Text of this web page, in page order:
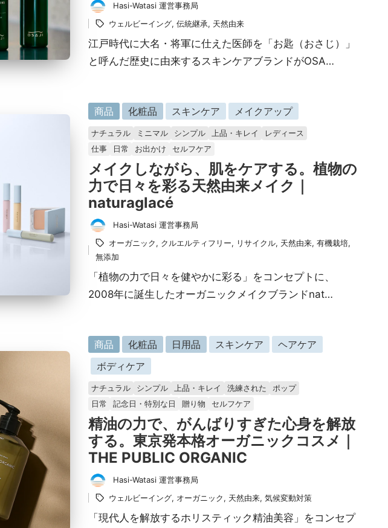
投
者
Hasi-Watasi 運営事務局
タ
グ：ウェルビーイング, 伝統継承, 天然由来
江戸時代に大名・将軍に仕えた医師を「お匙（おさじ）」
と呼んだ歴史に由来するスキンケアブランドがOSA…
に
掲
載
み
商品 化粧品 スキンケア メイクアップ
ナチュラル ミニマル シンプル 上品・キレイ
レディース
仕事
日常 お出かけ セルフケア
メイクしながら、肌をケアする。植物の
力で日々を彩る天然由来メイク｜
naturaglacé
投
稿
Hasi-Watasi 運営事務局
タ
グ：オーガニック, クルエルティフリー, リサイクル, 天然由来, 有機栽培,
無添加
「植物の力で日々を健やかに彩る」をコンセプトに、
2008年に誕生したオーガニックメイクブランドnat…
に
掲
載
済
み
商品 化粧品 日用品 スキンケア
ヘアケア
ボディケア
ナチュラル シンプル 上品・キレイ 洗練された
ポップ
日常
記念日・特別な日 贈り物 セルフケア
精油の力で、がんばりすぎた心身を解放
する。東京発本格オーガニックコスメ｜
THE PUBLIC ORGANIC
投
者
Hasi-Watasi 運営事務局
タ
グ：ウェルビーイング, オーガニック, 天然由来, 気候変動対策
「現代人を解放するホリスティック精油美容」をコンセプ